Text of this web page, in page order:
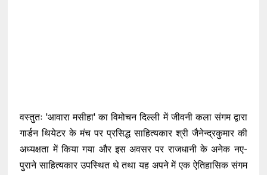
वस्तुतः 'आवारा मसीहा' का विमोचन दिल्ली में जीवनी कला संगम द्वारा
गार्डन थियेटर के मंच पर प्रसिद्ध साहित्यकार श्री जैनेन्द्रकुमार की
अध्यक्षता में किया गया और इस अवसर पर राजधानी के अनेक नए-
पुराने साहित्यकार उपस्थित थे तथा यह अपने में एक ऐतिहासिक संगम